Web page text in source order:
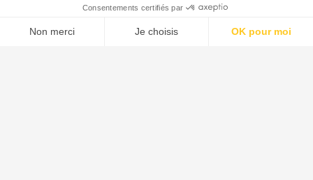
Menu Tupechou Tuchassou Favoris Profil
Ils parlent de nous